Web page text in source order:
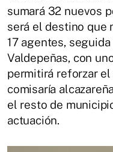
sumará 32 nuevos
será el destino que
17 agentes,
Valdepeñas, con
permitirá reforzar
comisaría
el resto de
actuación.